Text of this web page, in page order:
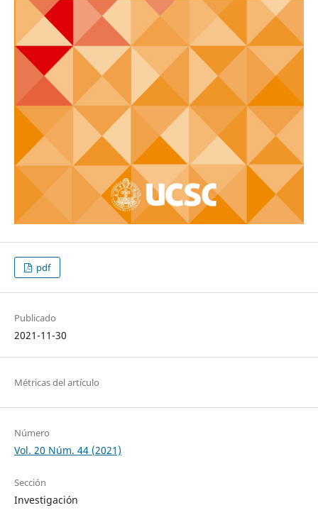
pdf
Publicado
2021-11-30
Métricas del artículo
Número
Vol. 20 Núm. 44 (2021)
Sección
Investigación